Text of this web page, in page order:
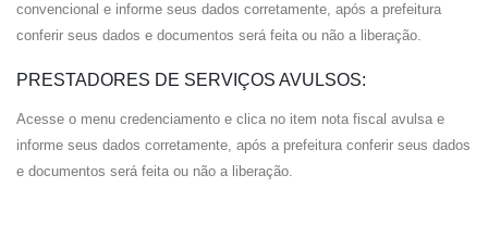
convencional e informe seus dados corretamente, após a prefeitura
conferir seus dados e documentos será feita ou não a liberação.
PRESTADORES DE SERVIÇOS AVULSOS:
Acesse o menu credenciamento e clica no item nota fiscal avulsa e
informe seus dados corretamente, após a prefeitura conferir seus dados
e documentos será feita ou não a liberação.